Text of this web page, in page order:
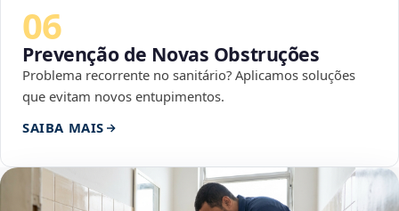
06
Prevenção de Novas Obstruções
Problema recorrente no sanitário? Aplicamos soluções
que evitam novos entupimentos.
SAIBA MAIS